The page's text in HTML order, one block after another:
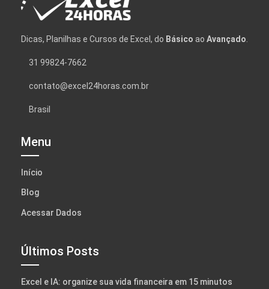
Dicas, Planilhas e Cursos de Excel, do Básico ao Avançado
31 99824-7662
contato@excel24horas.com.br
Brasil
Menu
Início
Blog
Acessar Dados
Últimos Posts
Excel e IA: organize sua vida financeira em 15 minutos